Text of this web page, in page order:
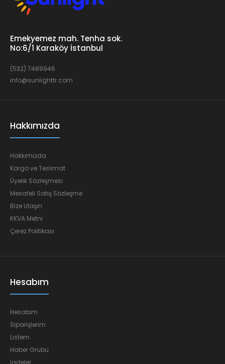
Emekyemez mah. Tenha sok.
No:6/1 Karaköy İstanbul
(532) 7489946
info@sunlighttr.com
Hakkımızda
Hakkımızda
Kargo ve Teslimat
Üyelik Sözleşmesi
Mesafeli Satış Sözleşme
Bize Ulaşın
KKVA Metni
Çerez Politikası
Hesabım
Hesabım
Siparişlerim
Listem
Haber Grubu
İadeler